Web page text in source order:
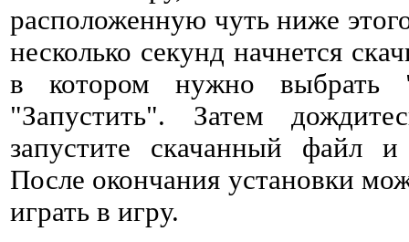
расположенную чуть ниже
несколько секунд начнется
в котором нужно выбрать
"Запустить". Затем
запустите скачанный файл и
После окончания установки
играть в игру.